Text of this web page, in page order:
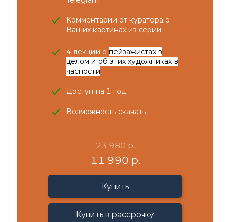
Комментарии от куратора о
Ваших картинах из серии
4 лекции о пейзажистах в
целом и об этих художниках в
часности
Доступ на 1 год
Возможность скачать
23 980 р.
11 990 р.
Купить
Купить в рассрочку